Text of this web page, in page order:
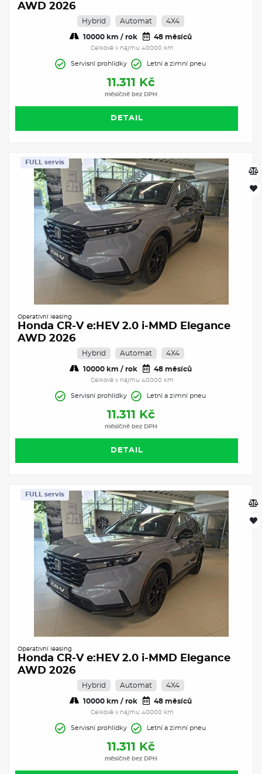
AWD 2026
Hybrid Automat 4X4
10000 km / rok 48 měsíců
Celkově v nájmu 40000 km
Servisní prohlídky Letní a zimní pneu
11.311 Kč
měsíčně bez DPH
DETAIL
FULL servis
Operativní leasing
Honda CR-V e:HEV 2.0 i-MMD Elegance
AWD 2026
Hybrid Automat 4X4
10000 km / rok 48 měsíců
Celkově v nájmu 40000 km
Servisní prohlídky Letní a zimní pneu
11.311 Kč
měsíčně bez DPH
DETAIL
FULL servis
Operativní leasing
Honda CR-V e:HEV 2.0 i-MMD Elegance
AWD 2026
Hybrid Automat 4X4
10000 km / rok 48 měsíců
Celkově v nájmu 40000 km
Servisní prohlídky Letní a zimní pneu
11.311 Kč
měsíčně bez DPH